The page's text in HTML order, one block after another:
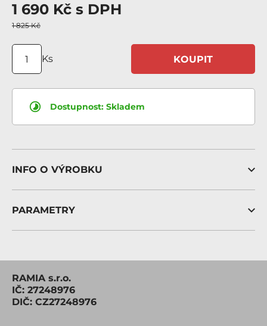
1 690 Kč s DPH
1 825 Kč
Ks KOUPIT
Dostupnost: Skladem
INFO O VÝROBKU
PARAMETRY
RAMIA s.r.o.
IČ: 27248976
DIČ: CZ27248976